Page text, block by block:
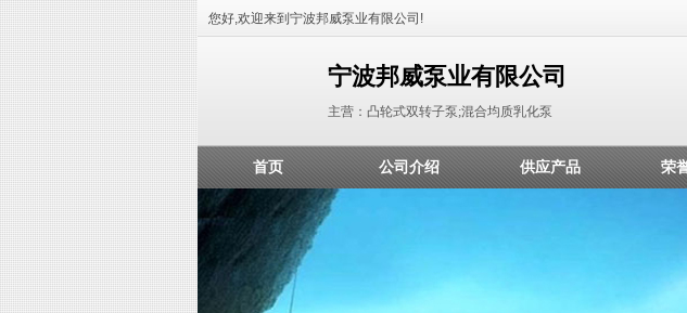
您好,欢迎来到宁波邦威泵业有限公司!
宁波邦威泵业有限公司
主营：凸轮式双转子泵;混合均质乳化泵
首页 公司介绍 供应产品 荣